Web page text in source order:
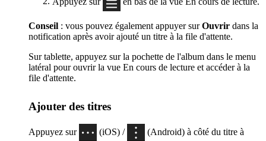
Conseil : vous pouvez également appuyer surOuvrir dans la
notification après avoir ajouté un titre à la file d'attente.
Sur tablette, appuyez sur la pochette de l'album dans le menu
latéral pour ouvrir la vue En cours de lecture et accéder à la
file d'attente.
Ajouter des titres
Appuyez sur (iOS) /
(Android) à côté du titre à